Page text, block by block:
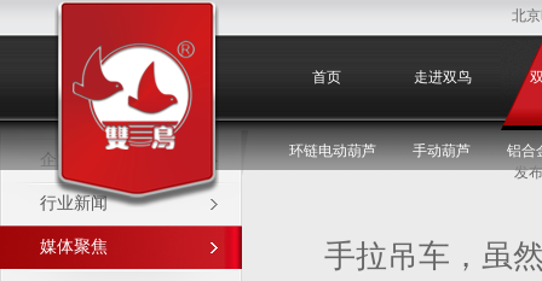
北
首页 走进双鸟
环链电动葫芦 手动葫芦 铝合
媒体聚焦
企业新闻
行业新闻
媒体聚焦
发
手拉吊车，虽